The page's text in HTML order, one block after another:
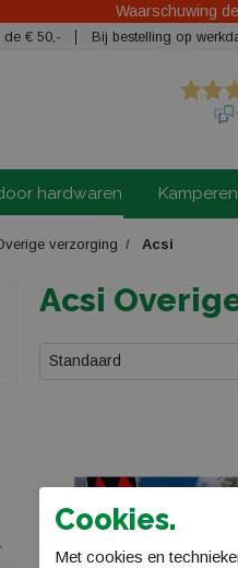
Waarschuwing
de € 50,- Bij bestelling op
hardwaren Kamperen
verzorging Acsi
Acsi
Standaard
Cookies.
Met cookies en